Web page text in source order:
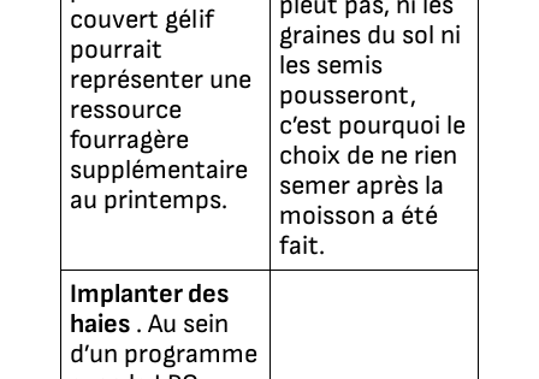
couvert gélif
pourrait
représenter une
ressource
fourragère
supplémentaire
au printemps.
graines du sol ni
les semis
pousseront,
c’est pourquoi le
choix de ne rien
semer après la
moisson a été
fait.
Implanter des
haies . Au sein
d’un programme